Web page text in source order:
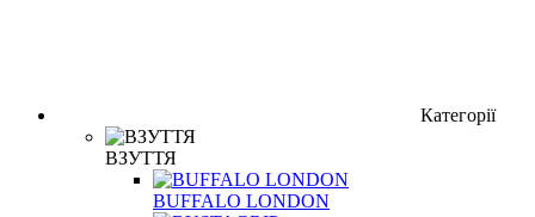
Категорії
ВЗУТТЯ
BUFFALO LONDON